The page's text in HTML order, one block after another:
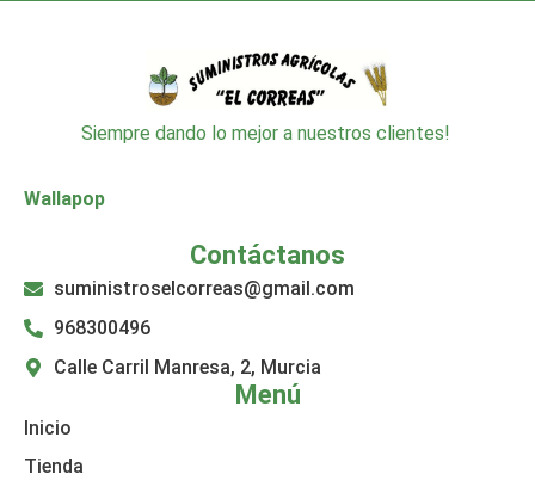
Siempre dando lo mejor a nuestros clientes!
Wallapop
Menú
Inicio
Tienda
Contáctanos
suministroselcorreas@gmail.com
968300496
Calle Carril Manresa, 2, Murcia